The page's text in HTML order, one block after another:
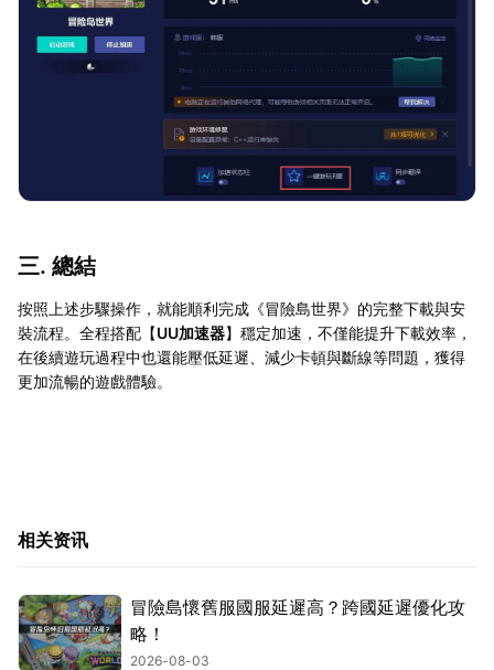
三. 總結
按照上述步驟操作，就能順利完成《冒險島世界》的完整下載與安
裝流程。全程搭配【UU加速器】穩定加速，不僅能提升下載效率，
在後續遊玩過程中也還能壓低延遲、減少卡頓與斷線等問題，獲得
更加流暢的遊戲體驗。
相关资讯
冒險島懷舊服國服延遲高？跨國延遲優化攻
略！
2026-08-03